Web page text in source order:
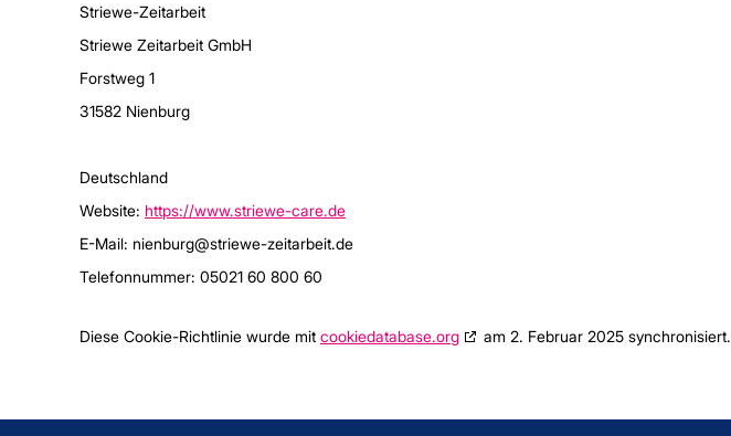
Striewe-Zeitarbeit
Striewe Zeitarbeit GmbH
Forstweg 1
31582 Nienburg
Deutschland
Website: https://www.striewe-care.de
E-Mail: nienburg@striewe-zeitarbeit.de
Telefonnummer: 05021 60 800 60
Diese Cookie-Richtlinie wurde mit cookiedatabase.org am 2. Februar 2025 synchronisiert.